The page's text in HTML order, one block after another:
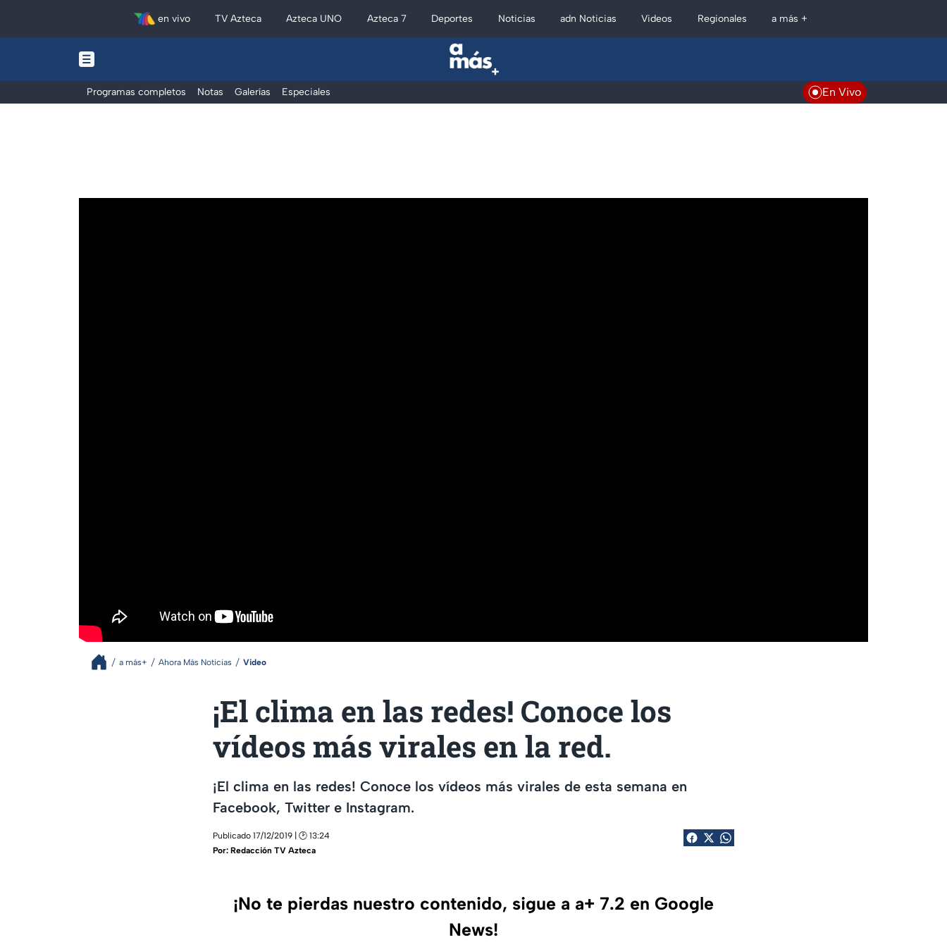
en vivo TV Azteca Azteca UNO Azteca 7 Deportes Noticias adn Noticias Videos Regionales a más +
Programas completos Notas Galerías Especiales En Vivo
a más+ Ahora Más Noticias Video
¡El clima en las redes! Conoce los
vídeos más virales en la red.
¡El clima en las redes! Conoce los vídeos más virales de esta semana en
Facebook, Twitter e Instagram.
Publicado 17/12/2019 | 🕑 13:24
Por: Redacción TV Azteca
¡No te pierdas nuestro contenido, sigue a a+ 7.2 en Google
News!